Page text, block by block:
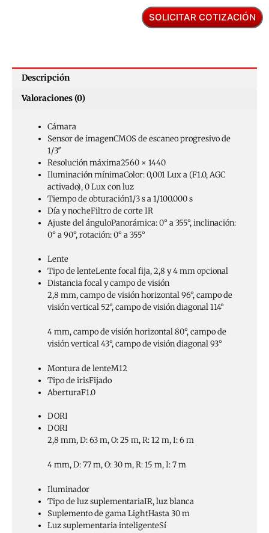
SOLICITAR COTIZACIÓN
Descripción
Valoraciones (0)
Cámara
Sensor de imagenCMOS de escaneo progresivo de
1/3″
Resolución máxima2560 × 1440
Iluminación mínimaColor: 0,001 Lux a (F1.0, AGC
activado), 0 Lux con luz
Tiempo de obturación1/3 s a 1/100.000 s
Día y nocheFiltro de corte IR
Ajuste del ánguloPanorámica: 0° a 355°, inclinación:
0° a 90°, rotación: 0° a 355°
Lente
Tipo de lenteLente focal fija, 2,8 y 4 mm opcional
Distancia focal y campo de visión
2,8 mm, campo de visión horizontal 96°, campo de
visión vertical 52°, campo de visión diagonal 114°
4 mm, campo de visión horizontal 80°, campo de
visión vertical 43°, campo de visión diagonal 93°
Montura de lenteM12
Tipo de irisFijado
AberturaF1.0
DORI
DORI
2,8 mm, D: 63 m, O: 25 m, R: 12 m, I: 6 m
4 mm, D: 77 m, O: 30 m, R: 15 m, I: 7 m
Iluminador
Tipo de luz suplementariaIR, luz blanca
Suplemento de gama LightHasta 30 m
Luz suplementaria inteligenteSí